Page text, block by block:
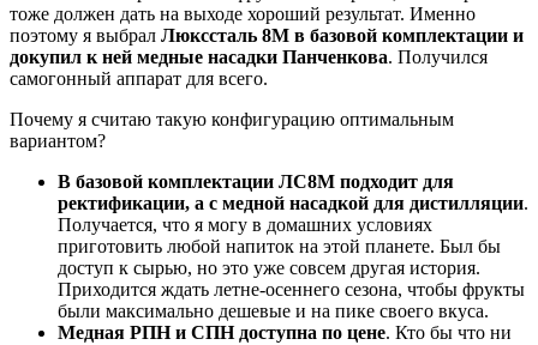
тоже должен дать на выходе хороший результат. Именно
поэтому я выбрал Люкссталь 8М в базовой комплектации и
докупил к ней медные насадки Панченкова. Получился
самогонный аппарат для всего.
Почему я считаю такую конфигурацию оптимальным
вариантом?
В базовой комплектации ЛС8М подходит для
ректификации, а с медной насадкой для дистилляции.
Получается, что я могу в домашних условиях
приготовить любой напиток на этой планете. Был бы
доступ к сырью, но это уже совсем другая история.
Приходится ждать летне-осеннего сезона, чтобы фрукты
были максимально дешевые и на пике своего вкуса.
Медная РПН и СПН доступна по цене. Кто бы что ни